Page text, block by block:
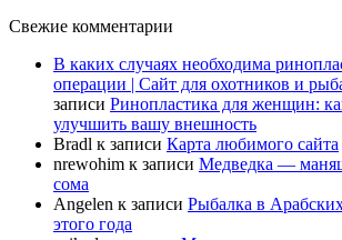
Свежие комментарии
В каких случаях необходима
операции | Сайт для охотников и
записи Ринопластика для женщин:
улучшить вашу внешность
Bradl к записи Карта любимого сайта
nrewohim к записи Медведка —
сома
Angelen к записи Рыбалка в
этого года